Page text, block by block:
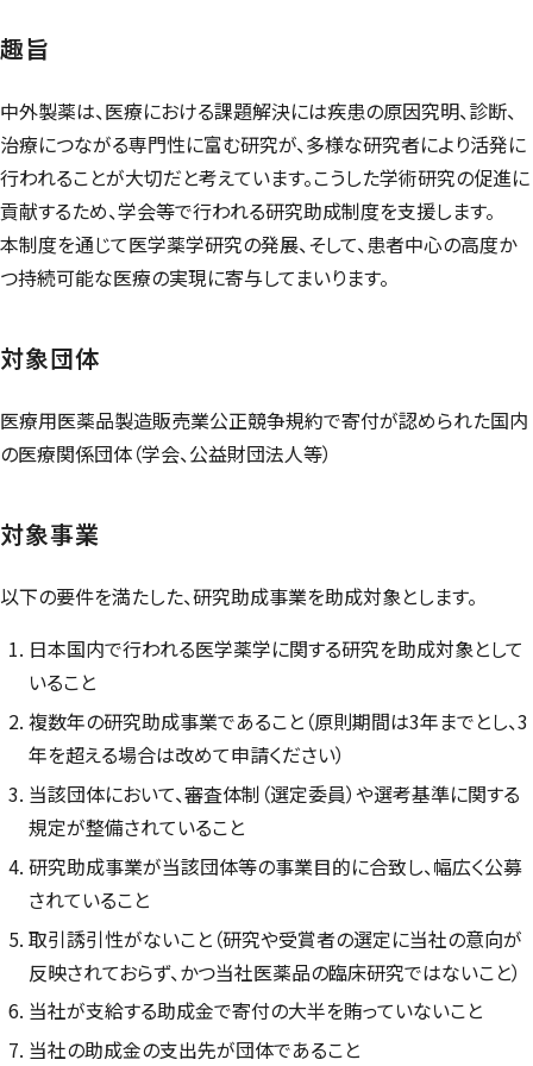
趣旨
中外製薬は、医療における課題解決には疾患の原因究明、診断、
治療につながる専門性に富む研究が、多様な研究者により活発に
行われることが大切だと考えています。こうした学術研究の促進に
貢献するため、学会等で行われる研究助成制度を支援します。
本制度を通じて医学薬学研究の発展、そして、患者中心の高度か
つ持続可能な医療の実現に寄与してまいります。
対象団体
医療用医薬品製造販売業公正競争規約で寄付が認められた国内
の医療関係団体（学会、公益財団法人等）
対象事業
以下の要件を満たした、研究助成事業を助成対象とします。
日本国内で行われる医学薬学に関する研究を助成対象として
いること
複数年の研究助成事業であること（原則期間は3年までとし、3
年を超える場合は改めて申請ください）
当該団体において、審査体制（選定委員）や選考基準に関する
規定が整備されていること
研究助成事業が当該団体等の事業目的に合致し、幅広く公募
されていること
取引誘引性がないこと（研究や受賞者の選定に当社の意向が
反映されておらず、かつ当社医薬品の臨床研究ではないこと）
当社が支給する助成金で寄付の大半を賄っていないこと
当社の助成金の支出先が団体であること